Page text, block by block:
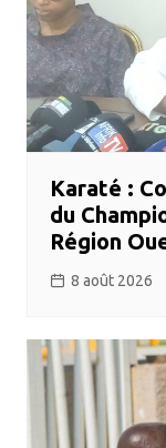
Karaté :
du
Région
8 août 2026